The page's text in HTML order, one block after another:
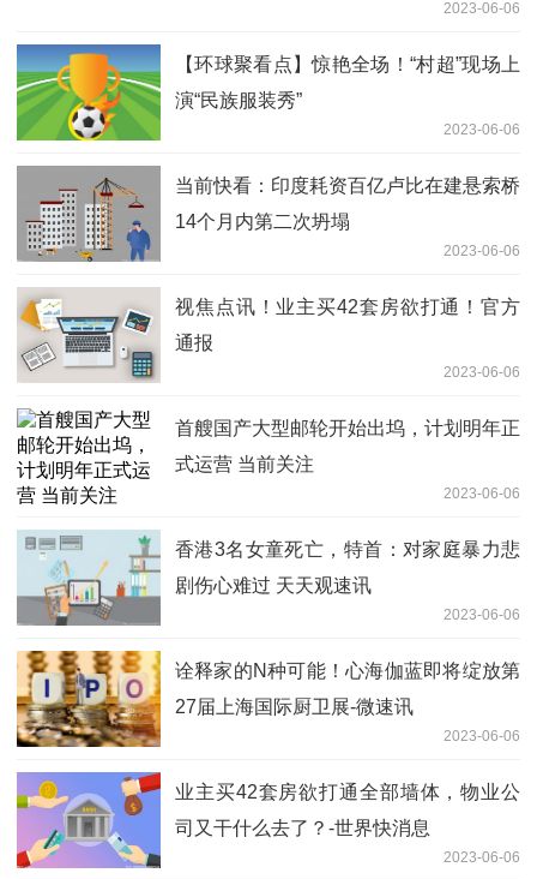
2023-06-06
【环球聚看点】惊艳全场！“村超”现场上
演“民族服装秀”
2023-06-06
当前快看：印度耗资百亿卢比在建悬索桥
14个月内第二次坍塌
2023-06-06
视焦点讯！业主买42套房欲打通！官方
通报
2023-06-06
首艘国产大型邮轮开始出坞，计划明年正
式运营 当前关注
2023-06-06
香港3名女童死亡，特首：对家庭暴力悲
剧伤心难过 天天观速讯
2023-06-06
诠释家的N种可能！心海伽蓝即将绽放第
27届上海国际厨卫展-微速讯
2023-06-06
业主买42套房欲打通全部墙体，物业公
司又干什么去了？-世界快消息
2023-06-06